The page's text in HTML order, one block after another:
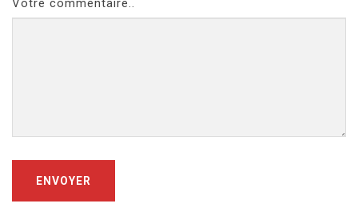
Votre commentaire..
ENVOYER